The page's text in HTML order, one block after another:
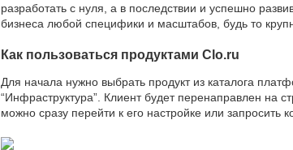
разработать с нуля, а в последствии и успешно
бизнеса любой специфики и масштабов, будь то
Как пользоваться продуктами Clo.ru
Для начала нужно выбрать продукт из каталога
“Инфраструктура”. Клиент будет перенаправлен на
можно сразу перейти к его настройке или запросить